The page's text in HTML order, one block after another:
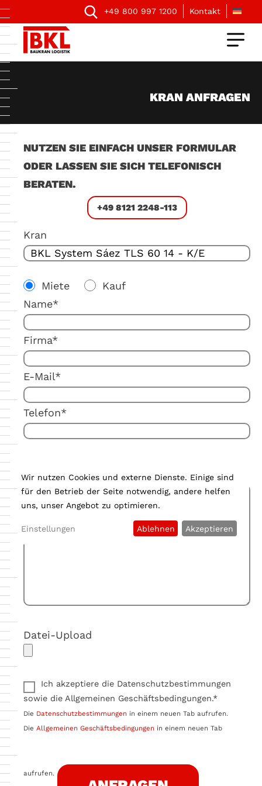
+49 800 997 1200 Kontakt
KRAN ANFRAGEN
NUTZEN SIE EINFACH UNSER FORMULAR
ODER LASSEN SIE SICH TELEFONISCH
BERATEN.
+49 8121 2248-113
Kran
Miete
Kauf
Name*
Firma*
E-Mail*
Telefon*
Ihre Anmerkung:
Datei-Upload
Ich akzeptiere die Datenschutzbestimmungen
sowie die Allgemeinen Geschäftsbedingungen.*
Die Datenschutzbestimmungen in einem neuen Tab aufrufen.
Die Allgemeinen Geschäftsbedingungen in einem neuen Tab
aufrufen.
Wir nutzen Cookies und externe Dienste. Einige sind
für den Betrieb der Seite notwendig, andere helfen
uns, unser Angebot zu optimieren.
Einstellungen Ablehnen Akzeptieren